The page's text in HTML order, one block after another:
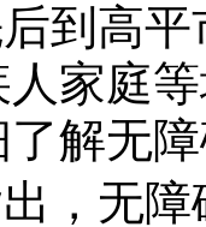
到高
人家庭
解无
，无